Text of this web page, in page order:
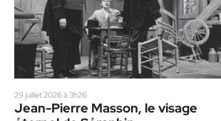
29 juillet 2026 à 3h26
Jean-Pierre Masson, le visage